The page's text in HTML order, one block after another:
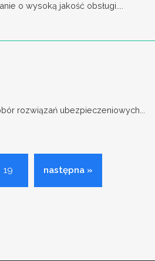
o wysoką jakość obsługi....
rozwiązań ubezpieczeniowych...
19 następna »